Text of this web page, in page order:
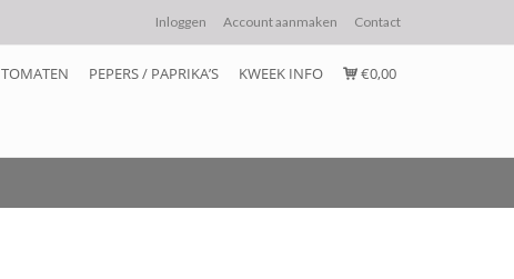
Inloggen Account aanmaken Contact
TOMATEN PEPERS / PAPRIKA’S KWEEK INFO €0,00